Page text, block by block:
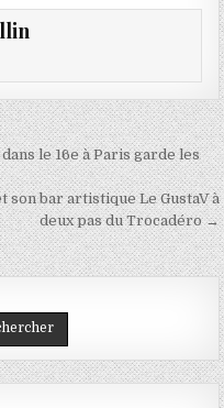
le 16e à Paris garde les
son bar artistique Le GustaV à
deux pas du Trocadéro →